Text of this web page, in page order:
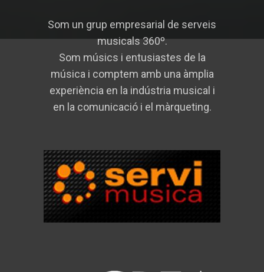
Som un grup empresarial de serveis
musicals 360º.
Som músics i entusiastes de la
música i comptem amb una àmplia
experiència en la indústria musical i
en la comunicació i el màrqueting.